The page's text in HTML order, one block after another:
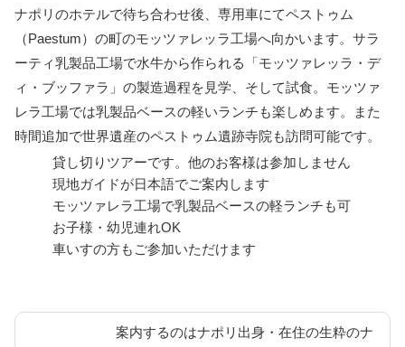
ナポリのホテルで待ち合わせ後、専用車にてペストゥム
（Paestum）の町のモッツァレッラ工場へ向かいます。サラ
ーティ乳製品工場で水牛から作られる「モッツァレッラ・デ
ィ・ブッファラ」の製造過程を見学、そして試食。モッツァ
レラ工場では乳製品ベースの軽いランチも楽しめます。また
時間追加で世界遺産のペストゥム遺跡寺院も訪問可能です。
貸し切りツアーです。他のお客様は参加しません
現地ガイドが日本語でご案内します
モッツァレラ工場で乳製品ベースの軽ランチも可
お子様・幼児連れOK
車いすの方もご参加いただけます
案内するのはナポリ出身・在住の生粋のナ